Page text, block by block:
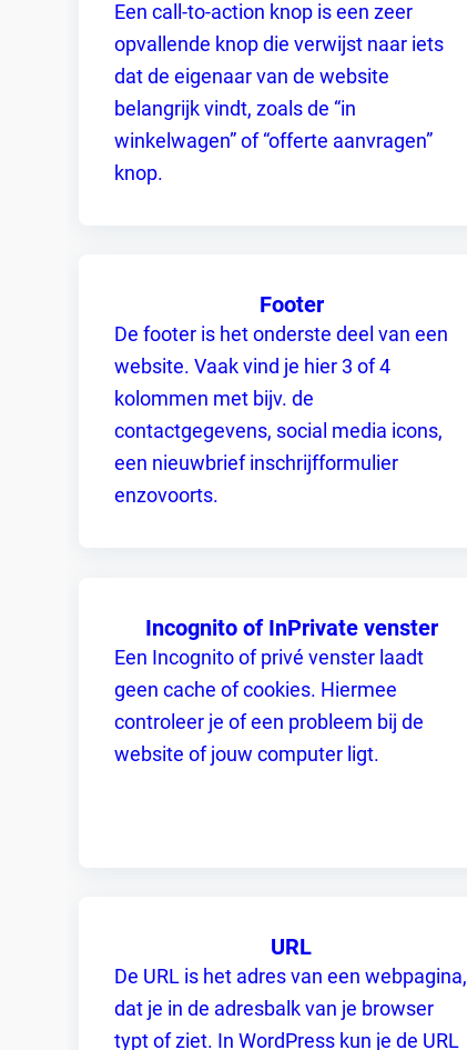
Een call-to-action knop is een zeer
opvallende knop die verwijst naar iets
dat de eigenaar van de website
belangrijk vindt, zoals de “in
winkelwagen” of “offerte aanvragen”
knop.
Footer
De footer is het onderste deel van een
website. Vaak vind je hier 3 of 4
kolommen met bijv. de
contactgegevens, social media icons,
een nieuwbrief inschrijfformulier
enzovoorts.
Incognito of InPrivate venster
Een Incognito of privé venster laadt
geen cache of cookies. Hiermee
controleer je of een probleem bij de
website of jouw computer ligt.
URL
De URL is het adres van een webpagina,
dat je in de adresbalk van je browser
typt of ziet. In WordPress kun je de URL